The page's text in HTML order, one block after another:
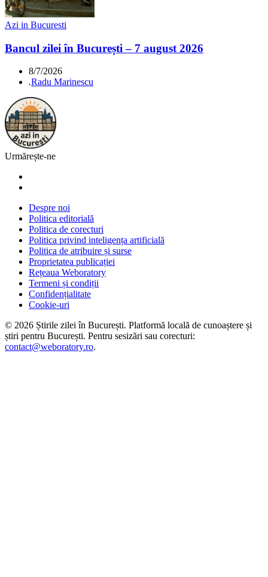
Azi in Bucuresti
Bancul zilei în București – 7 august 2026
8/7/2026
.Radu Marinescu
Urmărește-ne
Despre noi
Politica editorială
Politica de corecturi
Politica privind inteligența artificială
Politica de atribuire și surse
Proprietatea publicației
Rețeaua Weboratory
Termeni și condiții
Confidențialitate
Cookie-uri
© 2026 Știrile zilei în București. Platformă locală de cunoaștere și
știri pentru București. Pentru sesizări sau corecturi:
contact@weboratory.ro.